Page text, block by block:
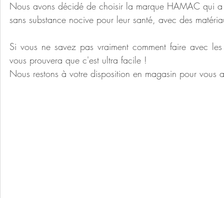
Nous avons décidé de choisir la marque HAMAC qui a
sans substance nocive pour leur santé, avec des
Si vous ne savez pas vraiment comment faire avec
vous prouvera que c'est ultra facile !
Nous restons à votre disposition en magasin pour